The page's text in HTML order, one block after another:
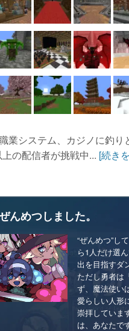
業システム、カジノに釣
の配信者が挑戦中... [続き
んめつしました。
“ぜんめつ”し
ら1人だけ選
出を目指すダ
ただし勇者は
ず、魔法使い
愛らしい人形
崇拝していま
は、あなたで